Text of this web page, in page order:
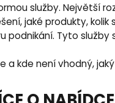
služby. Největší
jaké produkty,
podnikání. Tyto
a kde není vhodný,